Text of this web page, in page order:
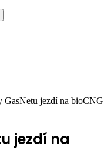
GasNetu jezdí na bioCNG
jezdí na